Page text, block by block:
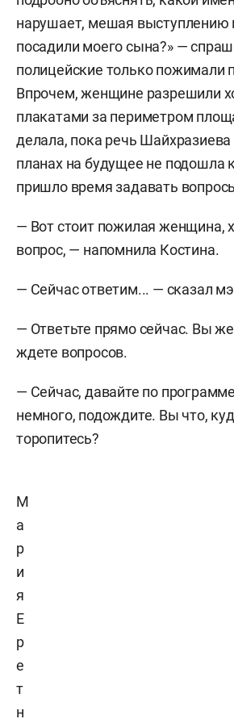
нарушает, мешая выступлению
посадили моего сына?» —
полицейские только пожимали
Впрочем, женщине разрешили
плакатами за периметром
делала, пока речь Шайхразиева
планах на будущее не подошла
пришло время задавать
— Вот стоит пожилая женщина,
вопрос, — напомнила Костина.
— Сейчас ответим... — сказал
— Ответьте прямо сейчас. Вы
ждете вопросов.
— Сейчас, давайте по
немного, подождите. Вы что,
торопитесь?
М
а
р
и
я
Е
р
е
т
н